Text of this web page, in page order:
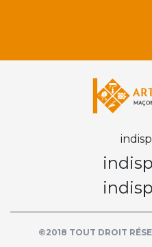
©2018 TOUT DROIT